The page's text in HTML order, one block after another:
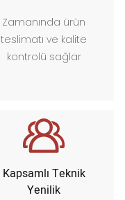
Zamanında ürün
teslimatı ve kalite
kontrolü sağlar
Kapsamlı Teknik
Yenilik